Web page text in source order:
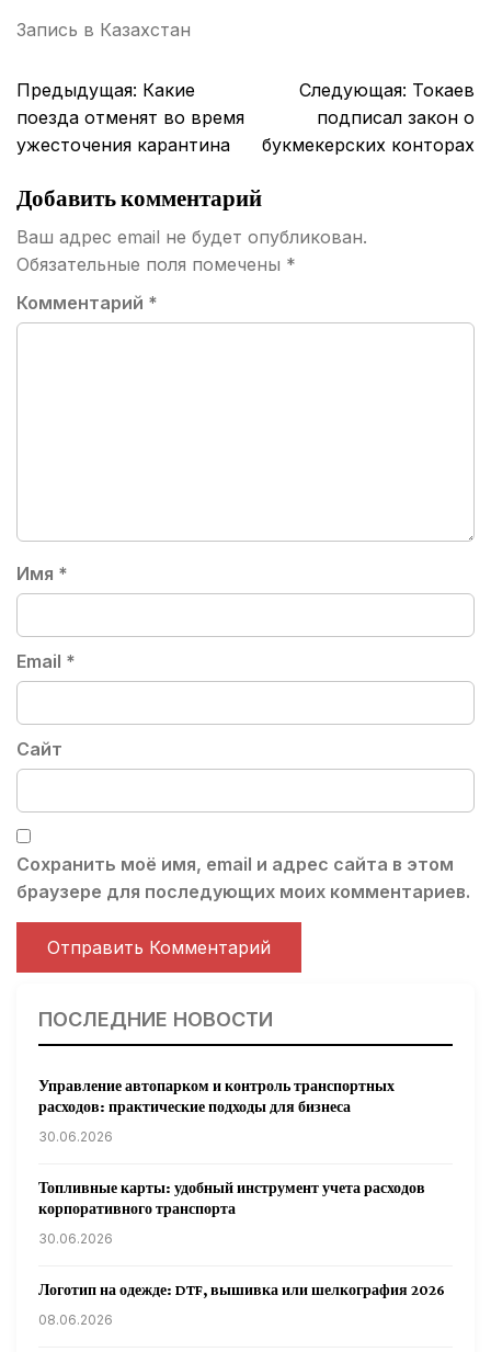
Запись в Казахстан
Навигация
по
записям
Предыдущая: Какие
поезда отменят во время
ужесточения карантина
Следующая: Токаев
подписал закон о
букмекерских конторах
Добавить комментарий
Ваш адрес email не будет опубликован.
Обязательные поля помечены *
Комментарий *
Имя *
Email *
Сайт
Сохранить моё имя, email и адрес сайта в этом
браузере для последующих моих комментариев.
ПОСЛЕДНИЕ НОВОСТИ
Управление автопарком и контроль транспортных
расходов: практические подходы для бизнеса
30.06.2026
Топливные карты: удобный инструмент учета расходов
корпоративного транспорта
30.06.2026
Логотип на одежде: DTF, вышивка или шелкография 2026
08.06.2026